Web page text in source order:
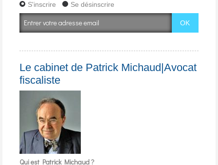
S'inscrire Se désinscrire
Le cabinet de Patrick Michaud|Avocat
fiscaliste
Qui est Patrick Michaud ?